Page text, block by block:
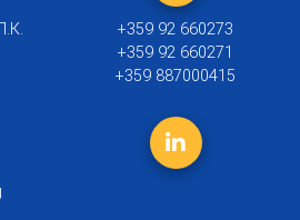
+359 92 660273
+359 92 660271
+359 887000415